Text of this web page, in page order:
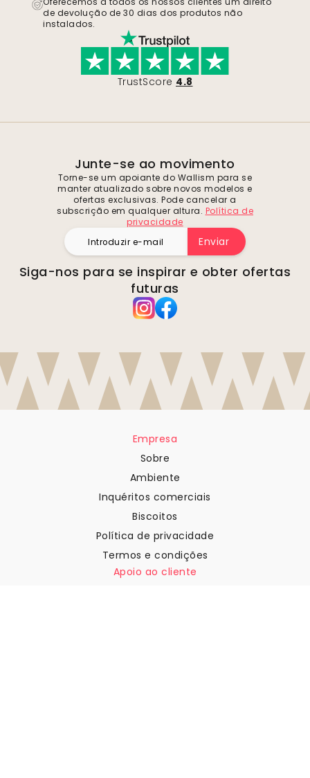
de devolução de 30 dias dos produtos não
instalados.
TrustScore 4.8
Junte-se ao movimento
Torne-se um apoiante do Wallism para se
manter atualizado sobre novos modelos e
ofertas exclusivas. Pode cancelar a
subscrição em qualquer altura. Política de
privacidade
Enviar
Siga-nos para se inspirar e obter ofertas
futuras
Empresa
Sobre
Ambiente
Inquéritos comerciais
Biscoitos
Política de privacidade
Termos e condições
Apoio ao cliente